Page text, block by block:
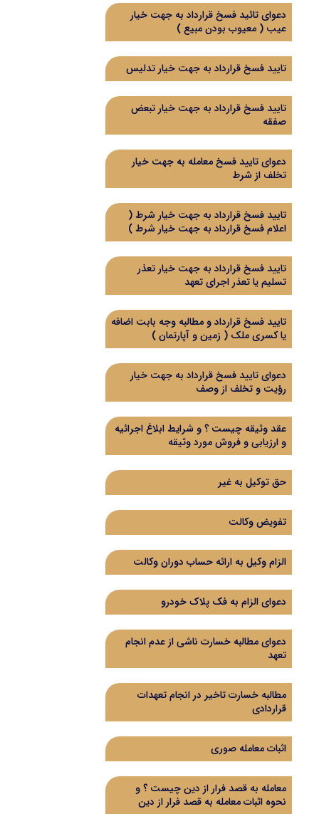
دعوای تائید فسخ قرارداد به جهت خیار
عیب ( معیوب بودن مبیع )
تایید فسخ قرارداد به جهت خیار تدلیس
تایید فسخ قرارداد به جهت خیار تبعض
صفقه
دعوای تایید فسخ معامله به جهت خیار
تخلف از شرط
تایید فسخ قرارداد به جهت خیار شرط (
اعلام فسخ قرارداد به جهت خیار شرط )
تایید فسخ قرارداد به جهت خیار تعذر
تسلیم یا تعذر اجرای تعهد
تایید فسخ قرارداد و مطالبه وجه بابت اضافه
یا کسری ملک ( زمین و آپارتمان )
دعوای تایید فسخ قرارداد به جهت خیار
رؤیت و تخلف از وصف
عقد وثیقه چیست ؟ و شرایط ابلاغ اجرائیه
و ارزیابی و فروش مورد وثیقه
حق توکیل به غیر
تفویض وکالت
الزام وکیل به ارائه حساب دوران وکالت
دعوای الزام به فک پلاک خودرو
دعوای مطالبه خسارت ناشی از عدم انجام
تعهد
مطالبه خسارت تاخیر در انجام تعهدات
قراردادی
اثبات معامله صوری
معامله به قصد فرار از دین چیست ؟ و
نحوه اثبات معامله به قصد فرار از دین